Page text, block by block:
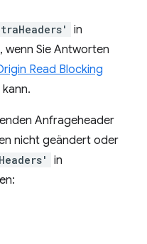
in
wenn Sie Antworten
Read Blocking
Anfrageheader
nicht geändert oder
in